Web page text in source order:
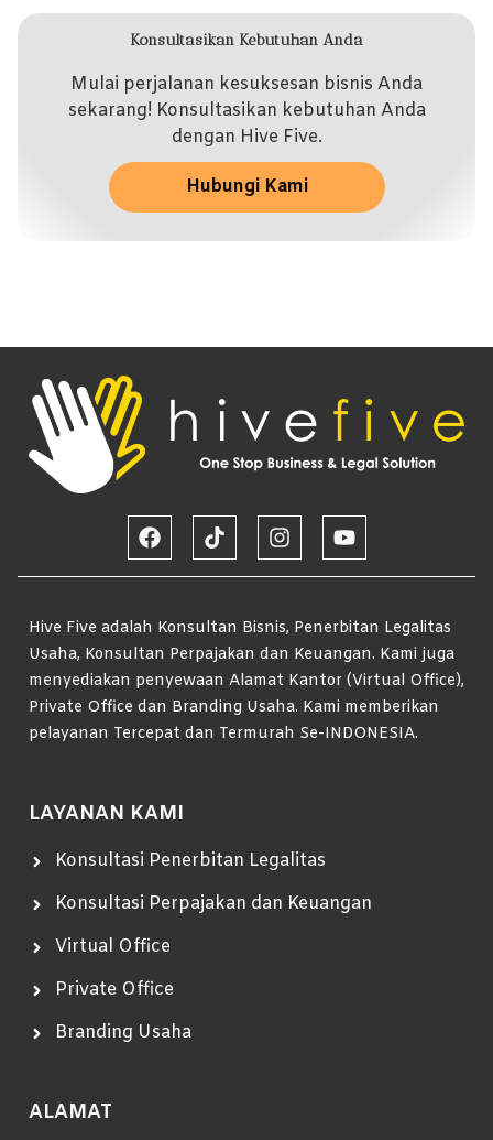
Konsultasikan Kebutuhan Anda
Mulai perjalanan kesuksesan bisnis Anda
sekarang! Konsultasikan kebutuhan Anda
dengan Hive Five.
Hubungi Kami
Hive Five adalah Konsultan Bisnis, Penerbitan Legalitas
Usaha, Konsultan Perpajakan dan Keuangan. Kami juga
menyediakan penyewaan Alamat Kantor (Virtual Office),
Private Office dan Branding Usaha. Kami memberikan
pelayanan Tercepat dan Termurah Se-INDONESIA.
LAYANAN KAMI
Konsultasi Penerbitan Legalitas
Konsultasi Perpajakan dan Keuangan
Virtual Office
Private Office
Branding Usaha
ALAMAT